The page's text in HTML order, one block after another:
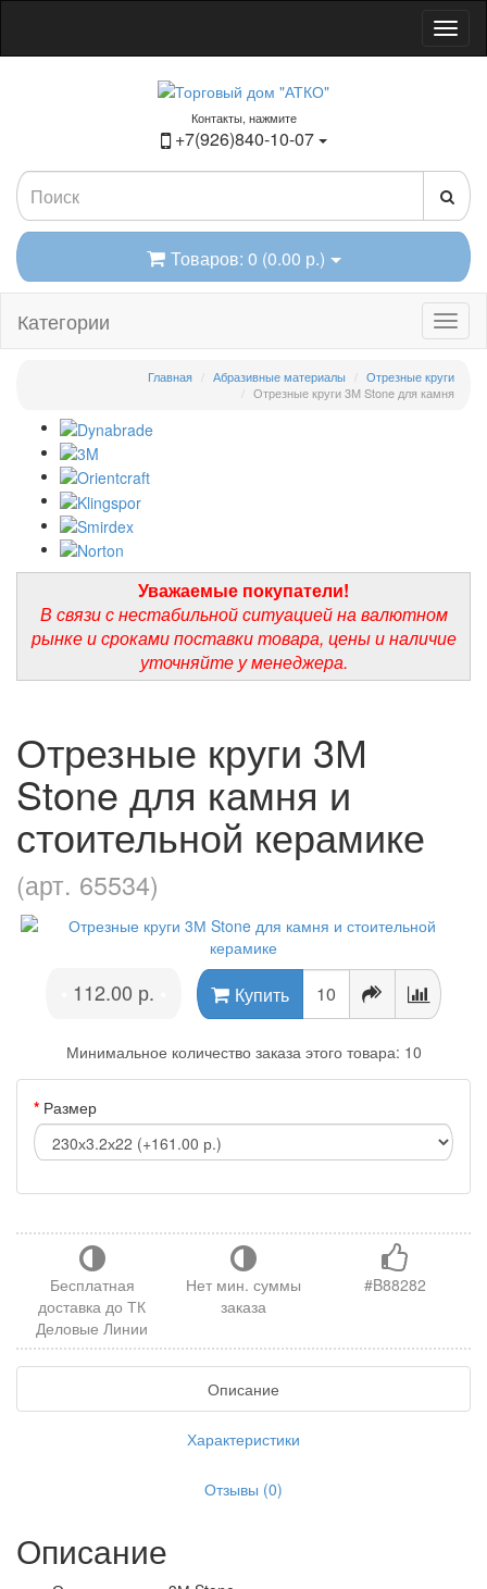
Контакты, нажмите
+7(926)840-10-07
Товаров: 0 (0.00 р.)
Категории
Главная Абразивные материалы
Отрезные круги
Отрезные круги 3М Stone для камня
Уважаемые покупатели!
В связи с нестабильной ситуацией на валютном
рынке и сроками поставки товара, цены и наличие
уточняйте у менеджера.
Отрезные круги 3М
Stone для камня и
стоительной керамике
(арт. 65534)
112.00 р. Купить
Минимальное количество заказа этого товара: 10
Размер
Бесплатная
доставка до ТК
Деловые Линии
Нет мин. суммы
заказа
#B88282
Описание
Характеристики
Отзывы (0)
Описание